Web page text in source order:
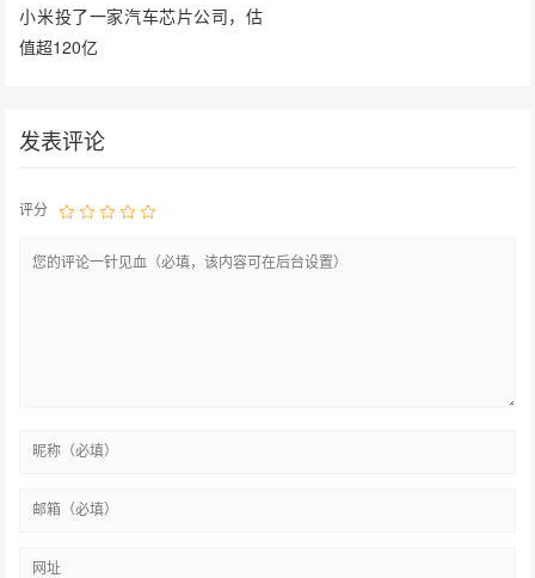
小米投了一家汽车芯片公司，估
值超120亿
发表评论
评分